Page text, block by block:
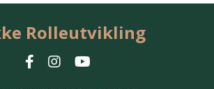
Rolleutvikling